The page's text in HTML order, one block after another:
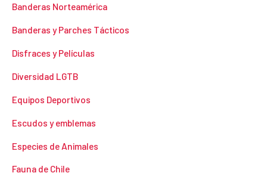
Banderas Norteamérica
Banderas y Parches Tácticos
Disfraces y Películas
Diversidad LGTB
Equipos Deportivos
Escudos y emblemas
Especies de Animales
Fauna de Chile